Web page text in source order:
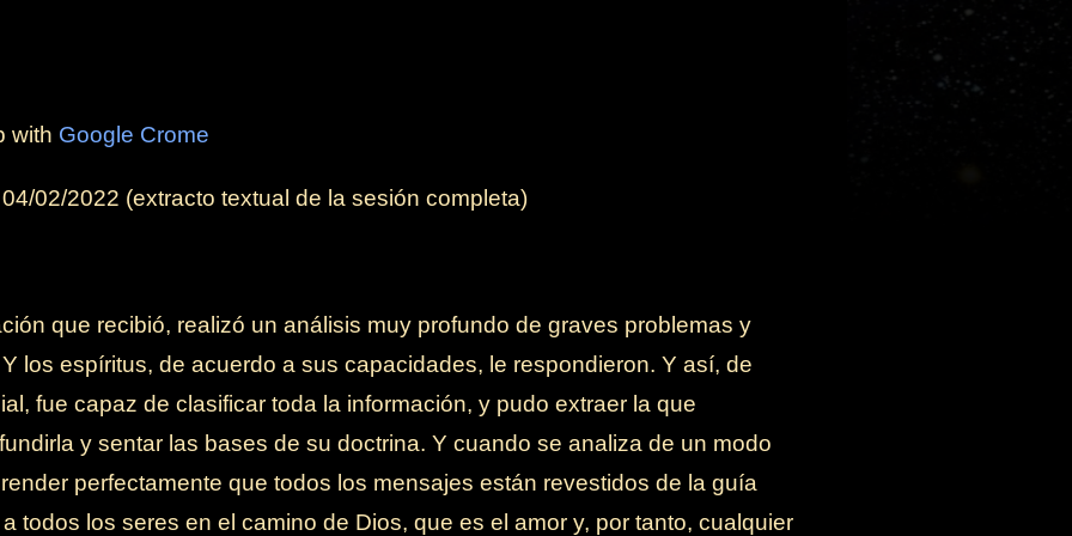
with Google Crome
04/02/2022 (extracto textual de la sesión completa)
que recibió, realizó un análisis muy profundo de graves problemas y
los espíritus, de acuerdo a sus capacidades, le respondieron. Y así, de
fue capaz de clasificar toda la información, y pudo extraer la que
y sentar las bases de su doctrina. Y cuando se analiza de un modo
perfectamente que todos los mensajes están revestidos de la guía
todos los seres en el camino de Dios, que es el amor y, por tanto, cualquier